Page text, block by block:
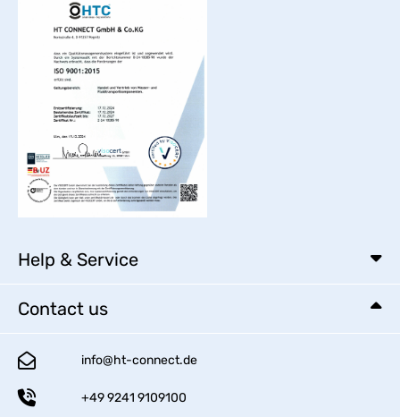
Help & Service
Contact us
info@ht-connect.de
+49 9241 9109100